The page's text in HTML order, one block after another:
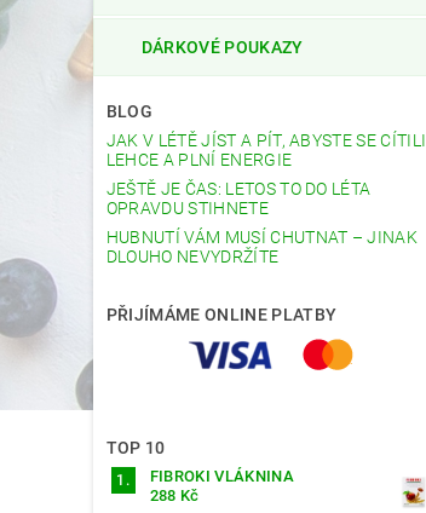
DÁRKOVÉ POUKAZY
BLOG
JAK V LÉTĚ JÍST A PÍT, ABYSTE SE CÍTILI
LEHCE A PLNÍ ENERGIE
JEŠTĚ JE ČAS: LETOS TO DO LÉTA
OPRAVDU STIHNETE
HUBNUTÍ VÁM MUSÍ CHUTNAT – JINAK
DLOUHO NEVYDRŽÍTE
PŘIJÍMÁME ONLINE PLATBY
TOP 10
FIBROKI VLÁKNINA
288 Kč